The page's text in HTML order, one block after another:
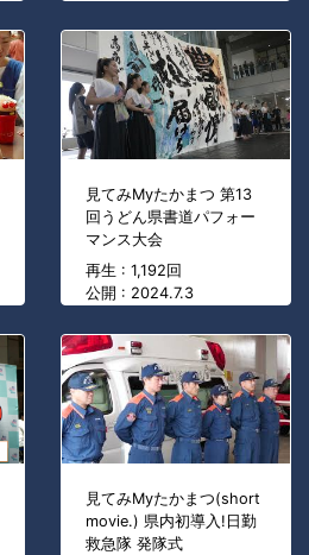
見てみMyたかまつ 第13
回うどん県書道パフォー
マンス大会
再生 : 1,192回
公開 : 2024.7.3
見てみMyたかまつ(short
movie.) 県内初導入!日勤
救急隊 発隊式